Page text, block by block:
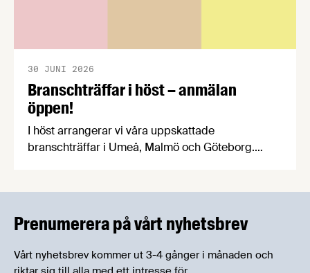
Branschträffar i höst – anmälan
öppen!
30 JUNI 2026
I höst arrangerar vi våra uppskattade
branschträffar i Umeå, Malmö och Göteborg.
Prenumerera på vårt nyhetsbrev
Vårt nyhetsbrev kommer ut 3-4 gånger i månaden och